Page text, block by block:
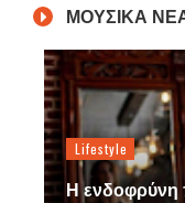
ΜΟΥΣΙΚΑ
Lifestyle
Η ενδοφρύνη